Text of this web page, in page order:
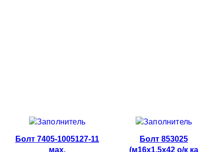
Болт 7405-1005127-11
мах.
Болт 853025
(м16х1.5х42 о/к ка